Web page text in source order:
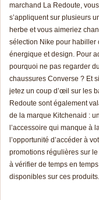
marchand La Redoute,
s’appliquent sur plusieurs
herbe et vous aimeriez
sélection Nike pour habiller
énergique et design. Pour
pourquoi ne pas regarder
chaussures Converse ? Et
jetez un coup d’œil sur les
Redoute sont également
de la marque Kitchenaid :
l’accessoire qui manque à
l’opportunité d’accéder à
promotions régulières sur
à vérifier de temps en
disponibles sur ces produits.